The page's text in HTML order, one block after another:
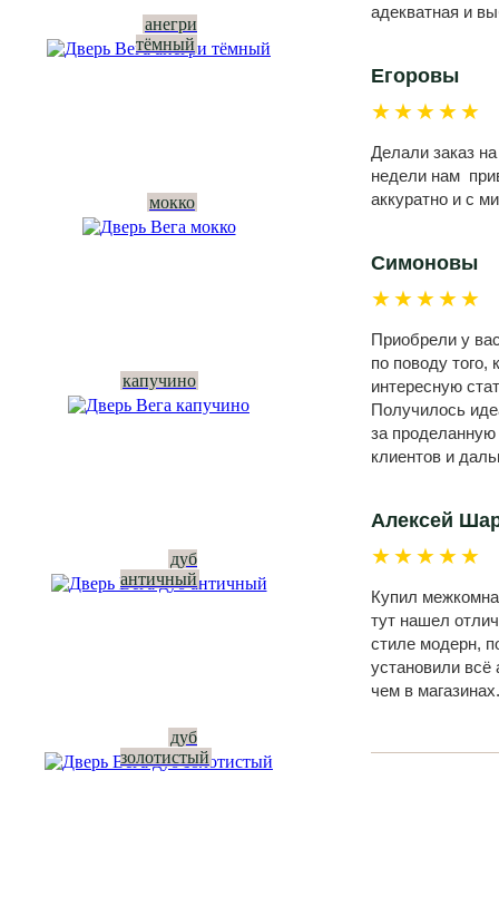
анегри
тёмный
мокко
капучино
дуб
античный
дуб
золотистый
адекватная и
Егоровы
★★★★★
Делали заказ
недели нам
аккуратно и с
Симоновы
★★★★★
Приобрели у
по поводу
интересную
Получилось
за
клиентов и
Алексей
★★★★★
Купил
тут нашел
стиле модерн,
установили
чем в